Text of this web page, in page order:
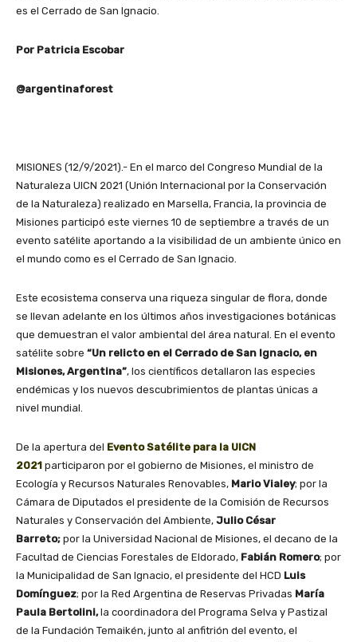
es el Cerrado de San Ignacio.
Por Patricia Escobar
@argentinaforest
MISIONES (12/9/2021).- En el marco del Congreso Mundial de la
Naturaleza UICN 2021 (Unión Internacional por la Conservación
de la Naturaleza) realizado en Marsella, Francia, la provincia de
Misiones participó este viernes 10 de septiembre a través de un
evento satélite aportando a la visibilidad de un ambiente único en
el mundo como es el Cerrado de San Ignacio.
Este ecosistema conserva una riqueza singular de flora, donde
se llevan adelante en los últimos años investigaciones botánicas
que demuestran el valor ambiental del área natural. En el evento
satélite sobre “Un relicto en el Cerrado de San Ignacio, en
Misiones, Argentina”, los científicos detallaron las especies
endémicas y los nuevos descubrimientos de plantas únicas a
nivel mundial.
De la apertura del Evento Satélite para la UICN
2021 participaron por el gobierno de Misiones, el ministro de
Ecología y Recursos Naturales Renovables, Mario Vialey; por la
Cámara de Diputados el presidente de la Comisión de Recursos
Naturales y Conservación del Ambiente, Julio César
Barreto; por la Universidad Nacional de Misiones, el decano de la
Facultad de Ciencias Forestales de Eldorado, Fabián Romero; por
la Municipalidad de San Ignacio, el presidente del HCD Luis
Domínguez; por la Red Argentina de Reservas Privadas María
Paula Bertolini,la coordinadora del Programa Selva y Pastizal
de la Fundación Temaikén, junto al anfitrión del evento, el